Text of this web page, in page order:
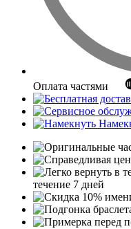
Оплата частями
течение 7 дней